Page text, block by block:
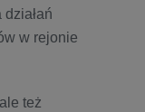
w rejonie
też